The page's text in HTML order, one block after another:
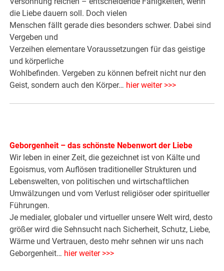
die Liebe dauern soll. Doch vielen
Menschen fällt gerade dies besonders schwer. Dabei sind
Vergeben und
Verzeihen elementare Voraussetzungen für das geistige
und körperliche
Wohlbefinden. Vergeben zu können befreit nicht nur den
Geist, sondern auch den Körper… hier weiter >>>
Geborgenheit – das schönste Nebenwort der Liebe
Wir leben in einer Zeit, die gezeichnet ist von Kälte und
Egoismus, vom Auflösen traditioneller Strukturen und
Lebenswelten, von politischen und wirtschaftlichen
Umwälzungen und vom Verlust religiöser oder spiritueller
Führungen.
Je medialer, globaler und virtueller unsere Welt wird, desto
größer wird die Sehnsucht nach Sicherheit, Schutz, Liebe,
Wärme und Vertrauen, desto mehr sehnen wir uns nach
Geborgenheit… hier weiter >>>